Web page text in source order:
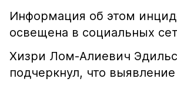
Информация об этом
освещена в социальных
Хизри Лом-Алиевич
подчеркнул, что